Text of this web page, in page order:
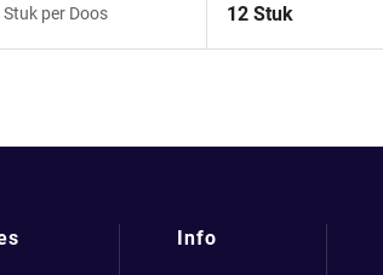
Stuk per Doos 12 Stuk
Info